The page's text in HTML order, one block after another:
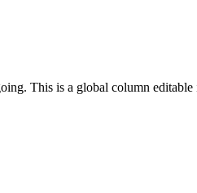
This is a global column